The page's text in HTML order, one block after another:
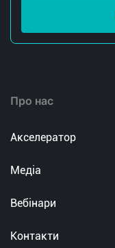
Про нас
Акселератор
Медіа
Вебінари
Контакти